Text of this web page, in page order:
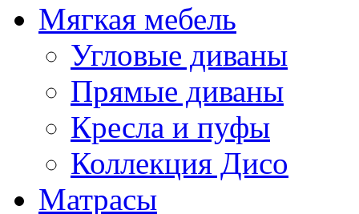
Мягкая мебель
Угловые диваны
Прямые диваны
Кресла и пуфы
Коллекция Дисо
Матрасы